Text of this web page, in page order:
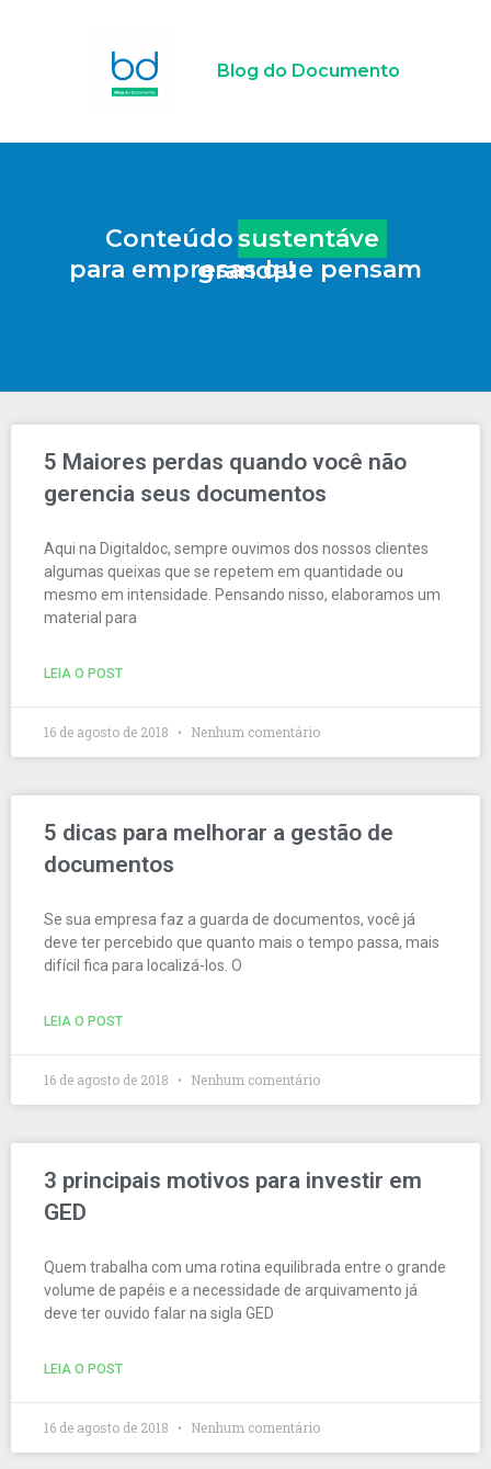
Blog do Documento
Conteúdo sustentável
para empresas que pensam grande!
5 Maiores perdas quando você não
gerencia seus documentos
Aqui na Digitaldoc, sempre ouvimos dos nossos clientes
algumas queixas que se repetem em quantidade ou
mesmo em intensidade. Pensando nisso, elaboramos um
material para
LEIA O POST
16 de agosto de 2018 Nenhum comentário
5 dicas para melhorar a gestão de
documentos
Se sua empresa faz a guarda de documentos, você já
deve ter percebido que quanto mais o tempo passa, mais
difícil fica para localizá-los. O
LEIA O POST
16 de agosto de 2018 Nenhum comentário
3 principais motivos para investir em
GED
Quem trabalha com uma rotina equilibrada entre o grande
volume de papéis e a necessidade de arquivamento já
deve ter ouvido falar na sigla GED
LEIA O POST
16 de agosto de 2018 Nenhum comentário